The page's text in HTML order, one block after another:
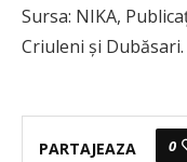
Sursa: NIKA,
Criuleni şi Dubăsari.
PARTAJEAZA 0